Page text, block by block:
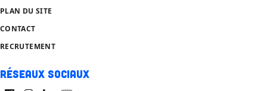
PLAN DU SITE
CONTACT
RECRUTEMENT
Réseaux sociaux